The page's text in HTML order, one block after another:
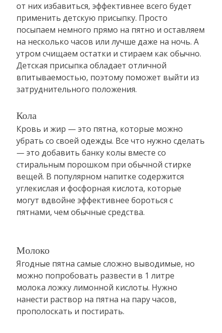
от них избавиться, эффективнее всего будет
применить детскую присыпку. Просто
посыпаем немного прямо на пятно и оставляем
на несколько часов или лучше даже на ночь. А
утром счищаем остатки и стираем как обычно.
Детская присыпка обладает отличной
впитываемостью, поэтому поможет выйти из
затруднительного положения.
Кола
Кровь и жир — это пятна, которые можно
убрать со своей одежды. Все что нужно сделать
— это добавить банку колы вместе со
стиральным порошком при обычной стирке
вещей. В популярном напитке содержится
углекислая и фосфорная кислота, которые
могут вдвойне эффективнее бороться с
пятнами, чем обычные средства.
Молоко
Ягодные пятна самые сложно выводимые, но
можно попробовать развести в 1 литре
молока ложку лимонной кислоты. Нужно
нанести раствор на пятна на пару часов,
прополоскать и постирать.